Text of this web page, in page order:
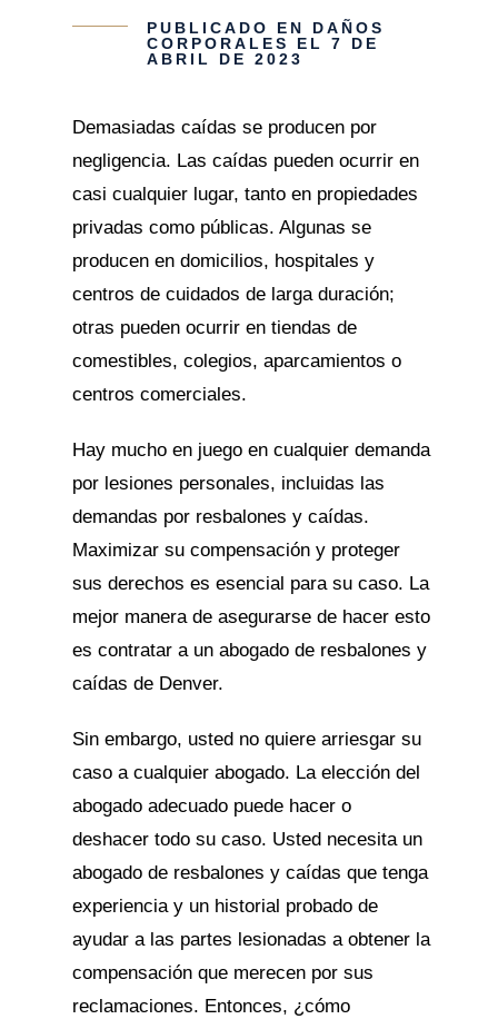
PUBLICADO EN DAÑOS
CORPORALES
EL 7 DE
ABRIL DE 2023
Demasiadas caídas se producen por
negligencia. Las caídas pueden ocurrir en
casi cualquier lugar, tanto en propiedades
privadas como públicas. Algunas se
producen en domicilios, hospitales y
centros de cuidados de larga duración;
otras pueden ocurrir en tiendas de
comestibles, colegios, aparcamientos o
centros comerciales.
Hay mucho en juego en cualquier demanda
por lesiones personales, incluidas las
demandas por resbalones y caídas.
Maximizar su compensación y proteger
sus derechos es esencial para su caso. La
mejor manera de asegurarse de hacer esto
es contratar a un abogado de resbalones y
caídas de Denver.
Sin embargo, usted no quiere arriesgar su
caso a cualquier abogado. La elección del
abogado adecuado puede hacer o
deshacer todo su caso. Usted necesita un
abogado de resbalones y caídas que tenga
experiencia y un historial probado de
ayudar a las partes lesionadas a obtener la
compensación que merecen por sus
reclamaciones. Entonces, ¿cómo